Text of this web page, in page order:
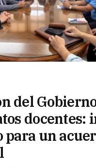
del
docentes:
para un